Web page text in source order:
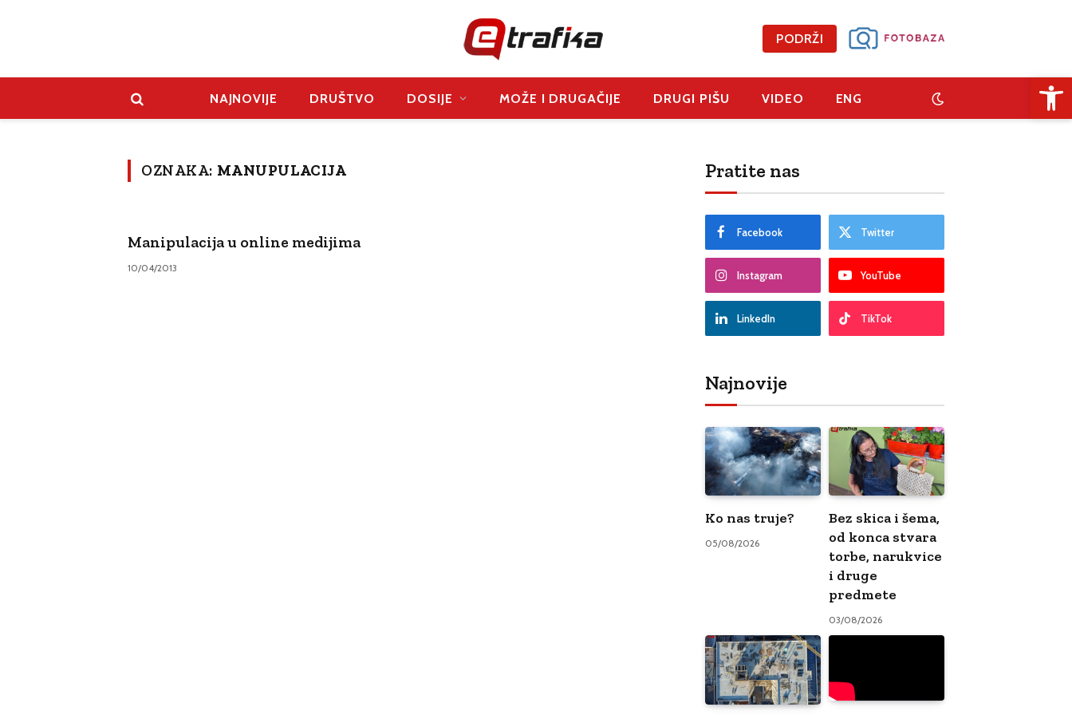
PODRŽI
NAJNOVIJE DRUŠTVO DOSIJE MOŽE I DRUGAČIJE DRUGI PIŠU VIDEO ENG
OZNAKA: MANUPULACIJA
Manipulacija u online medijima
10/04/2013
Pratite nas
Facebook Twitter
Instagram YouTube
LinkedIn TikTok
Najnovije
Ko nas truje?
05/08/2026
Bez skica i šema,
od konca stvara
torbe, narukvice
i druge
predmete
03/08/2026